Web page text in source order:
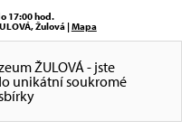
17:00 hod.
Žulová |Mapa
ŽULOVÁ - jste
unikátní soukromé